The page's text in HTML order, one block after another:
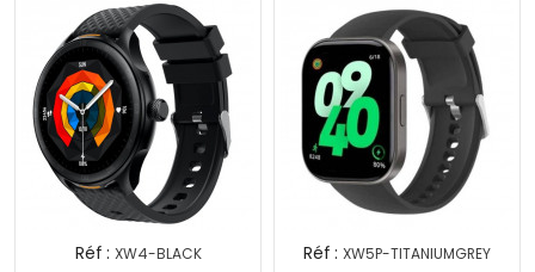
Réf : XW4-BLACK Réf : XW5P-TITANIUMGREY